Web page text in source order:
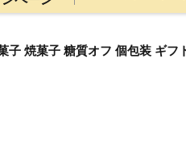
焼菓子 糖質オフ 個包装 ギフ